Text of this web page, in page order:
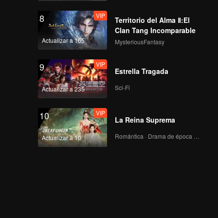
8
Actualizar a 165
VIP
Territorio del Alma Ⅱ:El
Clan Tang Incomparable
MysteriousFantasy
9
Actualizar a 235
VIP
Estrella Tragada
Sci-Fi
10
Actualizar a 10
VIP
La Reina Suprema